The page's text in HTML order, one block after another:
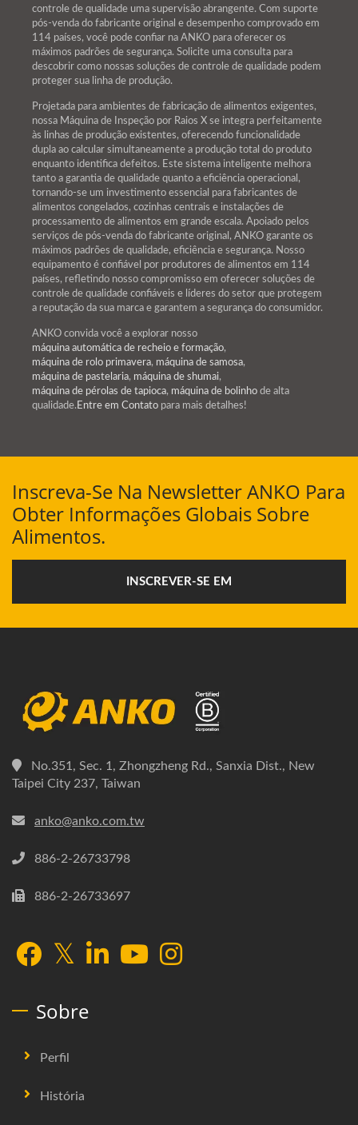
controle de qualidade uma supervisão abrangente. Com suporte
pós-venda do fabricante original e desempenho comprovado em
114 países, você pode confiar na ANKO para oferecer os
máximos padrões de segurança. Solicite uma consulta para
descobrir como nossas soluções de controle de qualidade podem
proteger sua linha de produção.
Projetada para ambientes de fabricação de alimentos exigentes,
nossa Máquina de Inspeção por Raios X se integra perfeitamente
às linhas de produção existentes, oferecendo funcionalidade
dupla ao calcular simultaneamente a produção total do produto
enquanto identifica defeitos. Este sistema inteligente melhora
tanto a garantia de qualidade quanto a eficiência operacional,
tornando-se um investimento essencial para fabricantes de
alimentos congelados, cozinhas centrais e instalações de
processamento de alimentos em grande escala. Apoiado pelos
serviços de pós-venda do fabricante original, ANKO garante os
máximos padrões de qualidade, eficiência e segurança. Nosso
equipamento é confiável por produtores de alimentos em 114
países, refletindo nosso compromisso em oferecer soluções de
controle de qualidade confiáveis e líderes do setor que protegem
a reputação da sua marca e garantem a segurança do consumidor.
ANKO convida você a explorar nosso
máquina automática de recheio e formação,
máquina de rolo primavera, máquina de samosa,
máquina de pastelaria, máquina de shumai,
máquina de pérolas de tapioca, máquina de bolinho de alta
qualidade.Entre em Contato para mais detalhes!
Inscreva-Se Na Newsletter ANKO Para
Obter Informações Globais Sobre
Alimentos.
INSCREVER-SE EM
No.351, Sec. 1, Zhongzheng Rd., Sanxia Dist., New
Taipei City 237, Taiwan
anko@anko.com.tw
886-2-26733798
886-2-26733697
Sobre
Perfil
História